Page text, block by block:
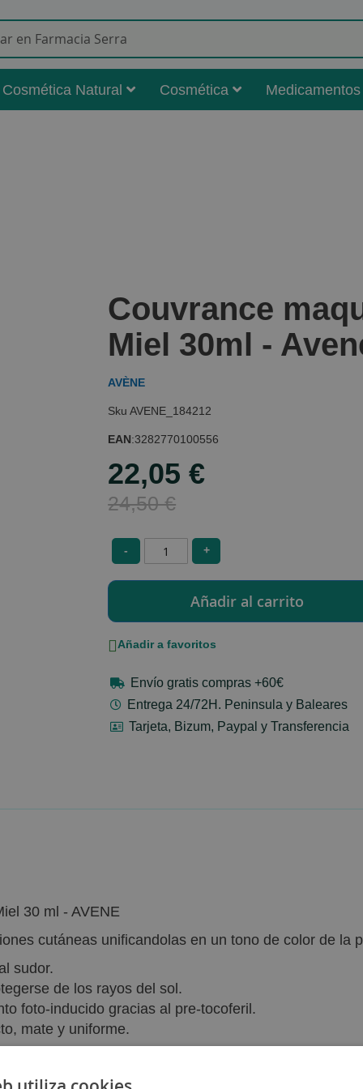
Cosmética Natural Cosmética Medicamentos
Couvrance
Miel 30ml -
AVÈNE
AVENE_184212
EAN:3282770100556
Special
Price
22,05 €
24,50 €
- +
Añadir a favoritos
Envío gratis compras +60€
Entrega 24/72H. Peninsula y Baleares
Tarjeta, Bizum, Paypal y Transferencia
30 ml - AVENE
cutáneas unificandolas en un tono de color de la
sudor.
de los rayos del sol.
foto-inducido gracias al pre-tocoferil.
mate y uniforme.